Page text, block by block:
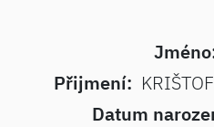
Přijmení:
Datum